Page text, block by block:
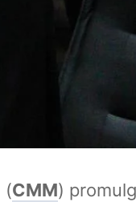
(CMM)